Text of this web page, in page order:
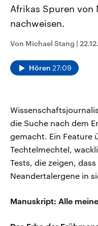
Sendungen
Afrikas Spuren von
nachweisen.
Von Michael Stang |
Hören 27:09
die Suche nach dem
gemacht. Ein Feature
Techtelmechtel,
Tests, die zeigen,
Neandertalergene in
Manuskript: Alle